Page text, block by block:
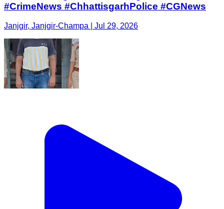
#CrimeNews #ChhattisgarhPolice #CGNews
Janjgir, Janjgir-Champa | Jul 29, 2026